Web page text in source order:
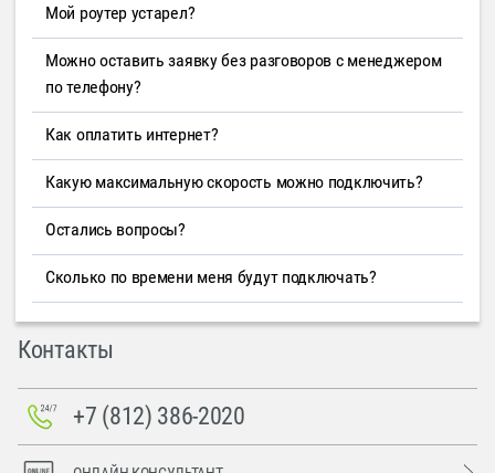
Мой роутер устарел?
Можно оставить заявку без разговоров с менеджером
по телефону?
Как оплатить интернет?
Какую максимальную скорость можно подключить?
Остались вопросы?
Сколько по времени меня будут подключать?
Контакты
+7 (812) 386-2020